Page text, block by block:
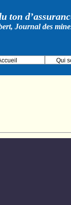
ton
Journal des
Qui